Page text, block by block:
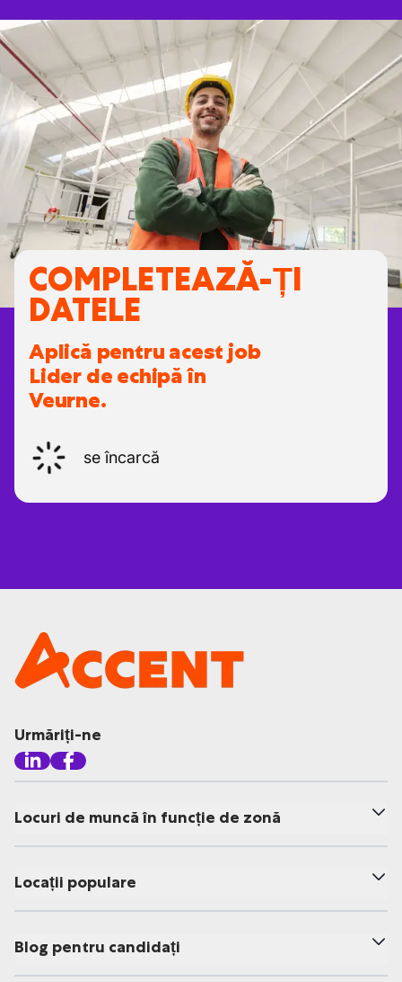
COMPLETEAZĂ-ȚI
DATELE
Aplică pentru acest job
Lider de echipă în
Veurne.
se încarcă
Urmăriți-ne
Locuri de muncă în funcție de zonă
Locații populare
Blog pentru candidați